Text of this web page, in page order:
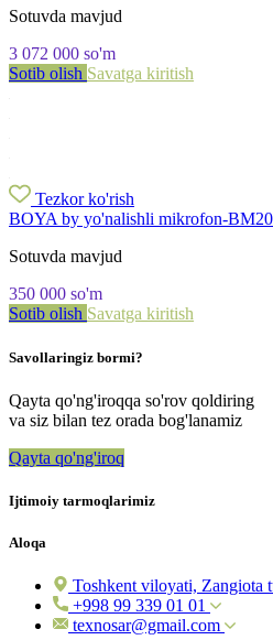
Sotuvda mavjud
3 072 000 so'm
Sotib olish Savatga kiritish
Tezkor ko'rish
BOYA by yo'nalishli mikrofon-
Sotuvda mavjud
350 000 so'm
Sotib olish Savatga kiritish
Savollaringiz bormi?
Qayta qo'ng'iroqqa so'rov qoldiring
va siz bilan tez orada bog'lanamiz
Qayta qo'ng'iroq
Ijtimoiy tarmoqlarimiz
Aloqa
Toshkent viloyati, Zangiota
+998 99 339 01 01
texnosar@gmail.com